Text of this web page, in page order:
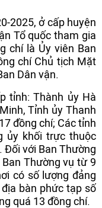
2025, ở cấp huyện
Tổ quốc tham gia
chí là Ủy viên Ban
chí Chủ tịch Mặt
Dân vận.
tỉnh: Thành ủy Hà
Tỉnh ủy Thanh
đồng chí; Các tỉnh
ủy khối trực thuộc
Đối với Ban Thường
Thường vụ từ 9
có số lượng đảng
bàn phức tạp số
quá 13 đồng chí.